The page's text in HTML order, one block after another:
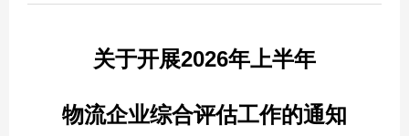
关于开展2026年上半年
物流企业综合评估工作的通知